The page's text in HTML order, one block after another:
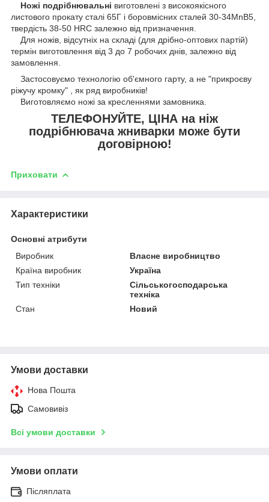
Ножі подрібнювальні виготовлені з високоякісного
листового прокату сталі 65Г і боровмісних сталей 30-34MnB5,
твердість 38-50 HRC залежно від призначення.
Для ножів, відсутніх на складі (для дрібно-оптових партій)
термін виготовлення від 3 до 7 робочих днів, залежно від
замовлення.
Застосовуємо технологію об'ємного гарту, а не "прикроєву
ріжучу кромку" , як ряд виробників!
Виготовляємо ножі за кресленнями замовника.
ТЕЛЕФОНУЙТЕ, ЦІНА на ніж
подрібнювача жниварки може бути
договірною!
Приховати
Характеристики
Основні атрибути
Виробник
Власне виробництво
Країна виробник
Україна
Тип техніки
Сільськогосподарська
техніка
Стан
Новий
Умови доставки
Нова Пошта
Самовивіз
Всі умови доставки
Умови оплати
Післяплата